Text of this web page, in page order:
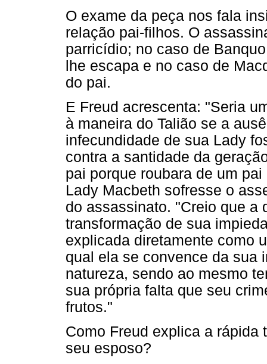
O exame da peça nos fala
relação pai-filhos. O
parricídio; no caso de
lhe escapa e no caso de
do pai.
E Freud acrescenta: "Seria
à maneira do Talião se a
infecundidade de sua Lady
contra a santidade da
pai porque roubara de um
Lady Macbeth sofresse o
do assassinato. "Creio que a
transformação de sua
explicada diretamente como
qual ela se convence da sua
natureza, sendo ao mesmo
sua própria falta que seu
frutos."
Como Freud explica a rápida
seu esposo?